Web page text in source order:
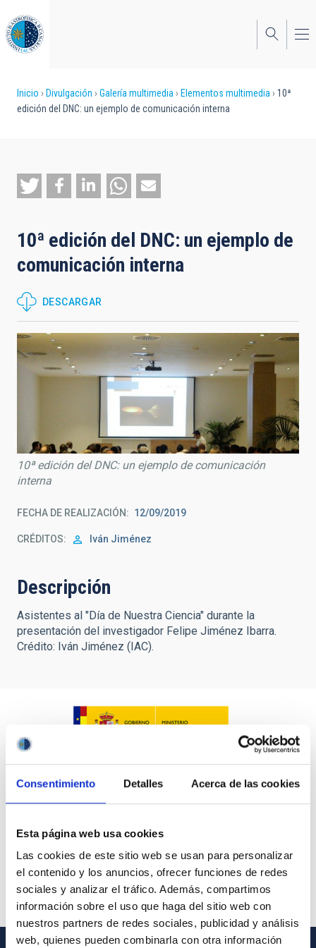
Consentimiento Detalles Acerca de las cookies
Esta página web usa cookies
Las cookies de este sitio web se usan para personalizar
el contenido y los anuncios, ofrecer funciones de redes
sociales y analizar el tráfico. Además, compartimos
información sobre el uso que haga del sitio web con
nuestros partners de redes sociales, publicidad y análisis
web, quienes pueden combinarla con otra información
al
contenido
principal
Sobrescribir
ayuda
a
navegación
Inicio Divulgación Galería multimedia Elementos multimedia
10ª
edición del DNC: un ejemplo de comunicación interna
10ª edición del DNC: un ejemplo de
comunicación interna
DESCARGAR
10ª edición del DNC: un ejemplo de comunicación
interna
FECHA DE REALIZACIÓN 12/09/2019
CRÉDITOS Iván Jiménez
Descripción
Asistentes al "Día de Nuestra Ciencia" durante la
presentación del investigador Felipe Jiménez Ibarra.
Crédito: Iván Jiménez (IAC).